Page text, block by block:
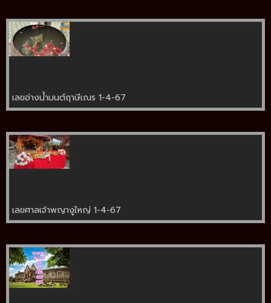
เลขอ่างน้ำมนต์ฤาษีเณร 1-4-67
เลขศาลเจ้าพญางูใหญ่ 1-4-67